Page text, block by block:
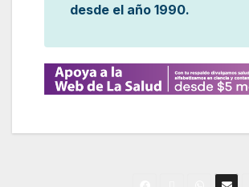
desde el año 1990.